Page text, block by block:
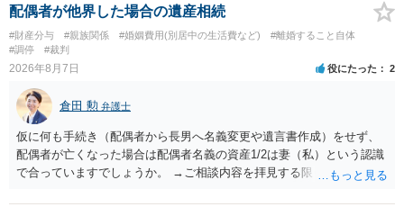
に勤務先」が含まれているので、私に収入が入った事は相手に通知が
行く事になり、上記のような文言が無くても養育費の見直しは適宜出
来るかと思うのですが違うのでしょうか？との点はそのとおりかと思
います。養育費は事情の変更があった場合に変更するので毎年見直す
配偶者が他界した場合の遺産相続
#財産分与 #親族関係 #婚姻費用(別居中の生活費など)
#離婚すること自体
#調停
#裁判
2026年8月7日 役にたった 2
倉田 勲 弁護士
仮に何も手続き（配偶者から長男へ名義変更や遺言書作成）をせず、
配偶者が亡くなった場合は配偶者名義の資産1/2は妻（私）という認識
で合っていますでしょうか。 →ご相談内容を拝見する限りでは、その
完全に所有する場合は、他の相続人に対して自宅の評価額の１/２の代